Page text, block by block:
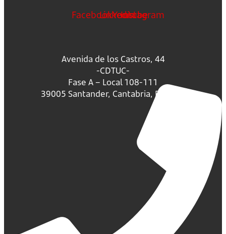
FacebookLinkedin
Youtube
Instagram
Avenida de los Castros, 44
-CDTUC-
Fase A – Local 108-111
39005 Santander, Cantabria, España.